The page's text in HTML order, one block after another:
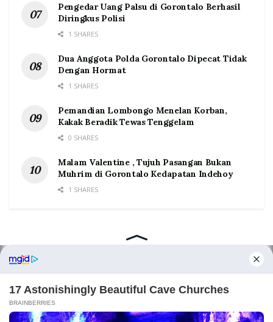
Pengedar Uang Palsu di Gorontalo Berhasil
Diringkus Polisi
1 SHARES
Dua Anggota Polda Gorontalo Dipecat Tidak
Dengan Hormat
1 SHARES
Pemandian Lombongo Menelan Korban,
Kakak Beradik Tewas Tenggelam
0 SHARES
Malam Valentine , Tujuh Pasangan Bukan
Muhrim di Gorontalo Kedapatan Indehoy
1 SHARES